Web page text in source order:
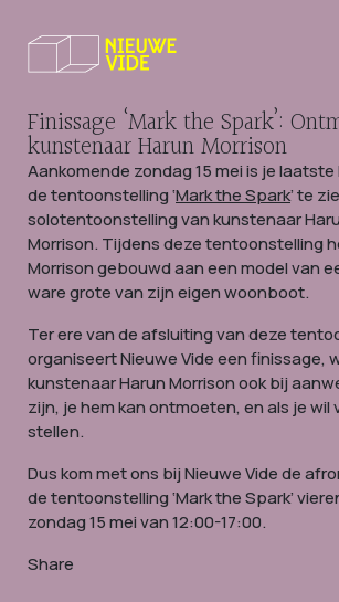
Humanity
Doneer aan
Finissage ‘Mark the Spark’:
kunstenaar Harun Morrison
Aankomende zondag 15 mei is je laatste
de tentoonstelling ‘Mark the Spark’ te
solotentoonstelling van kunstenaar
Morrison. Tijdens deze tentoonstelling
Morrison gebouwd aan een model van
ware grote van zijn eigen woonboot.
Ter ere van de afsluiting van deze
organiseert Nieuwe Vide een finissage,
kunstenaar Harun Morrison ook bij
zijn, je hem kan ontmoeten, en als je wil
stellen.
Dus kom met ons bij Nieuwe Vide de
de tentoonstelling ‘Mark the Spark’
zondag 15 mei van 12:00-17:00.
Share